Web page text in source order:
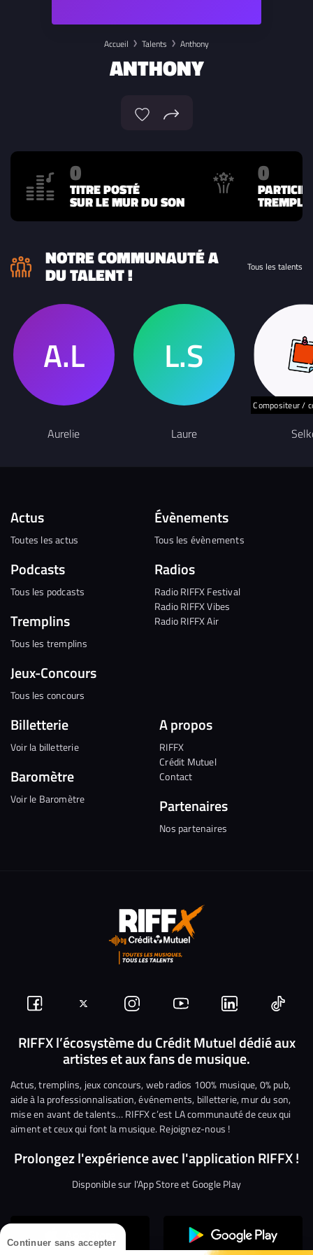
Continuer sans accepter
Accueil Talents Anthony
ANTHONY
0
TITRE POSTÉ
SUR LE MUR DU SON
0
NOTRE COMMUNAUTÉ A
DU TALENT ! Tous les talents
Aurelie Laure
Compositeur /
Actus
Toutes les actus
Podcasts
Tous les podcasts
Tremplins
Tous les tremplins
Jeux-Concours
Tous les concours
Évènements
Tous les évènements
Radios
Radio RIFFX Festival
Radio RIFFX Vibes
Radio RIFFX Air
Billetterie
Voir la billetterie
Baromètre
Voir le Baromètre
A propos
RIFFX
Crédit Mutuel
Contact
Partenaires
Nos partenaires
Suivez-
nous
Facebook
Suivez-
nous
sur
Twitter
Nous
rejoindre
sur
Instagram
Nous
rejoindre
sur
YouTube
Nous
rejoindre
sur
Linkedin
Nous
RIFFX l’écosystème du Crédit Mutuel dédié aux
artistes et aux fans de musique.
Actus, tremplins, jeux concours, web radios 100% musique, 0% pub,
aide à la professionnalisation, événements, billetterie, mur du son,
mise en avant de talents… RIFFX c’est LA communauté de ceux qui
aiment et ceux qui font la musique. Rejoignez-nous !
Prolongez l'expérience avec l'application RIFFX !
Disponible sur l'App Store et Google Play